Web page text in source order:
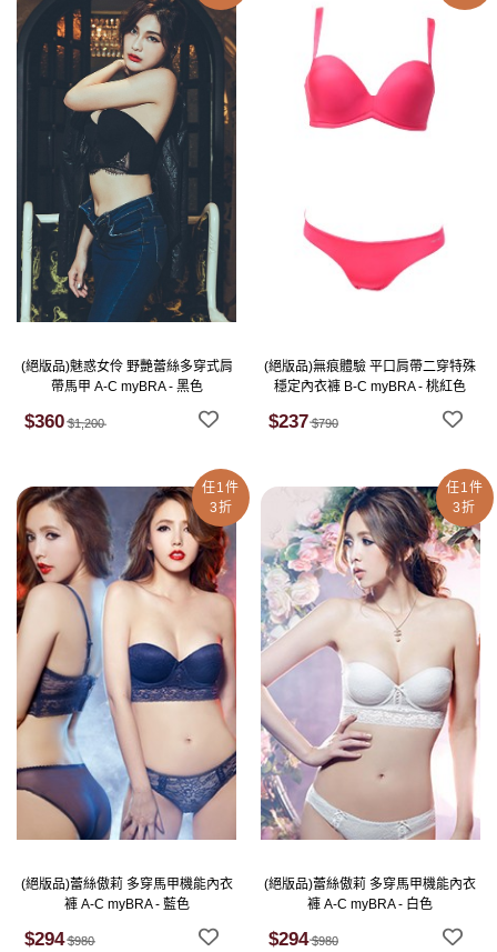
(絕版品)魅惑女伶 野艷蕾絲多穿式肩
帶馬甲 A-C myBRA - 黑色
$360 $1,200
(絕版品)無痕體驗 平口肩帶二穿特殊
穩定內衣褲 B-C myBRA - 桃紅色
$237 $790
任1件
3折
(絕版品)蕾絲傲莉 多穿馬甲機能內衣
褲 A-C myBRA - 藍色
$294 $980
任1件
3折
(絕版品)蕾絲傲莉 多穿馬甲機能內衣
褲 A-C myBRA - 白色
$294 $980